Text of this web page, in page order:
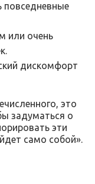
или очень
дискомфорт
это
задуматься о
эти
само собой».